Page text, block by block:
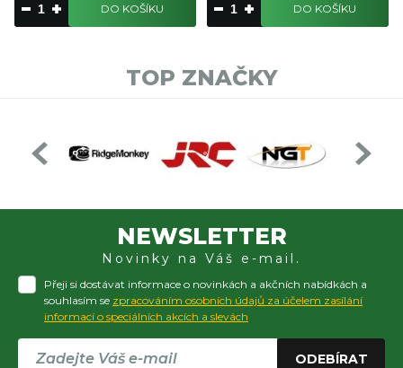
DO KOŠÍKU DO KOŠÍKU
TOP ZNAČKY
NEWSLETTER
Novinky na Váš e-mail.
Přeji si dostávat informace o novinkách a akčních nabídkách a
souhlasím se zpracováním osobních údajů za účelem zasílání
informací o speciálních akcích a slevách
ODEBÍRAT